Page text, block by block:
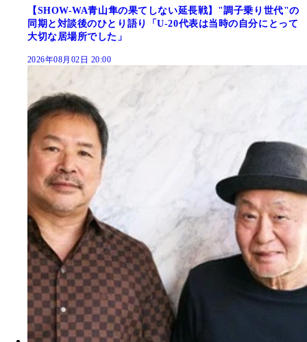
【SHOW-WA青山隼の果てしない延長戦】"調子乗り世代"の
同期と対談後のひとり語り「U-20代表は当時の自分にとって
大切な居場所でした」
2026年08月02日 20:00